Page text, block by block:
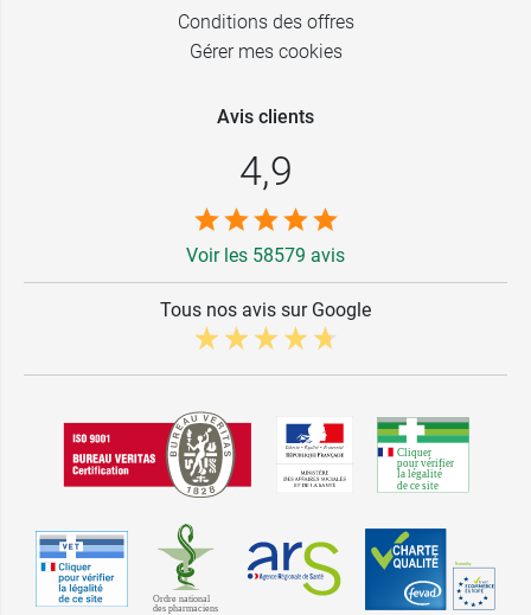
Conditions des offres
Gérer mes cookies
Avis clients
4,9
Voir les 58579 avis
Tous nos avis sur Google